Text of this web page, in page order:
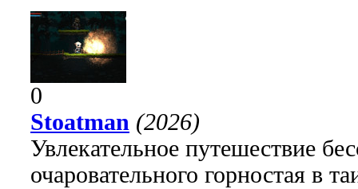
0
Stoatman (2026)
Увлекательное путешествие
очаровательного горностая в